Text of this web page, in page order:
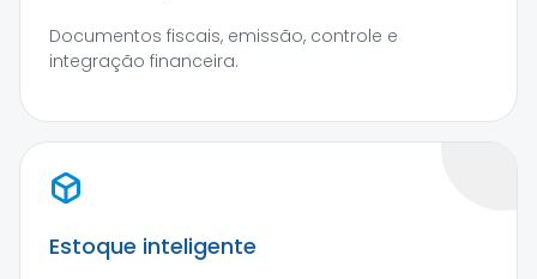
Documentos fiscais, emissão, controle e
integração financeira.
Estoque inteligente